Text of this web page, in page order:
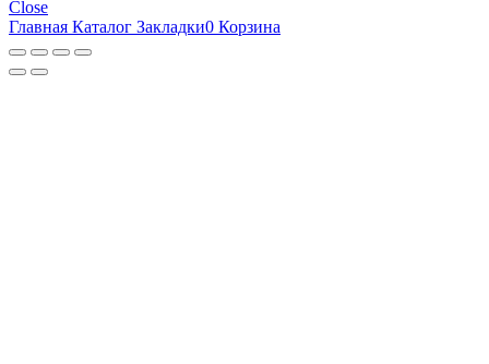
Close
Главная Каталог Закладки0 Корзина